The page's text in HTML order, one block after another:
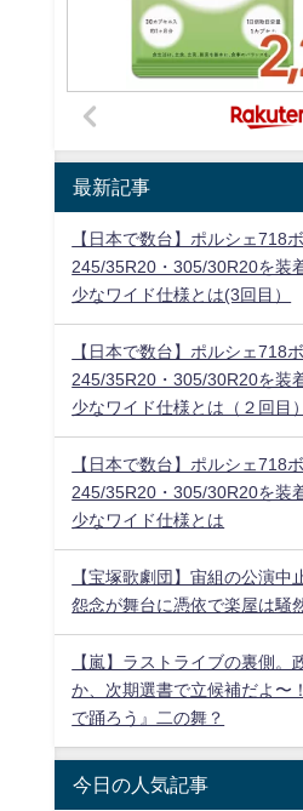
最新記事
【日本で数台】ポルシェ718
245/35R20・305/30R20を装
少なワイド仕様とは(3回目）
【日本で数台】ポルシェ718
245/35R20・305/30R20を装
少なワイド仕様とは（２回目）
【日本で数台】ポルシェ718
245/35R20・305/30R20を装
少なワイド仕様とは
【宝塚歌劇団】宙組の公演中
怨念が舞台に憑依で楽屋は騒
【嵐】ラストライブの裏側。
か、次期選書で立候補だよ〜
で踊ろう』二の舞？
今日の人気記事